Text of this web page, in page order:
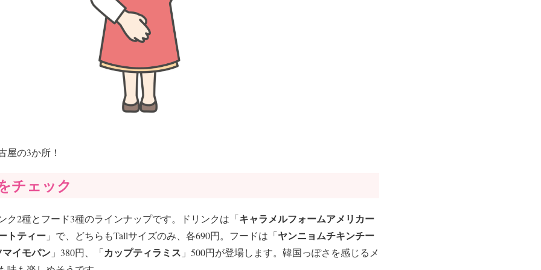
屋の3か所！
チェック
ク2種とフード3種のラインナップです。ドリンクは「キャラメルフォームアメリカー
トティー 」で、どちらもTallサイズのみ、各690円。フードは「ヤンニョムチキンチー
イモパン 」380円、「カップティラミス 」500円が登場します。韓国っぽさを感じるメ